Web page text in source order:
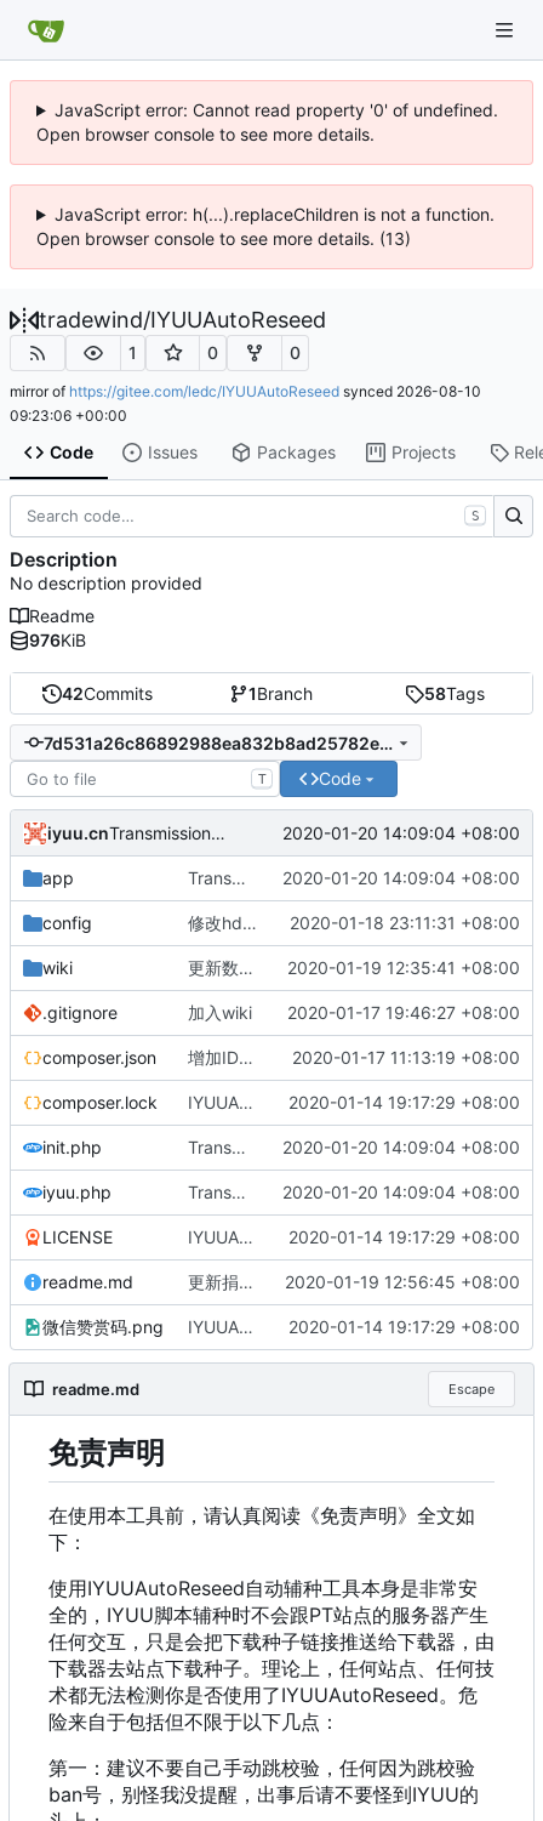
JavaScript error: Cannot read property '0' of undefined.
Open browser console to see more details.
JavaScript error: h(...).replaceChildren is not a function.
Open browser console to see more details. (13)
tradewind/IYUUAutoReseed
1 0 0
mirror of https://gitee.com/ledc/IYUUAutoReseed synced 2026-08-10
09:23:06 +00:00
Code Issues Packages Projects
42Commits 1Branch 58Tags
7d531a26c86892988ea832b8ad25782ee18c367d
T Code
iyuu.cn Transmission兼容支持https链接 2020-01-20 14:09:04 +08:00
app Transmission兼容支持https链接 2020-01-20 14:09:04 +08:00
config 修改hdbug站点示例配置信息 2020-01-18 23:11:31 +08:00
wiki 更新数据清理 2020-01-19 12:35:41 +08:00
.gitignore 加入wiki 2020-01-17 19:46:27 +08:00
composer.json 增加IDE注释 2020-01-17 11:13:19 +08:00
composer.lock IYUUAutoReseed初始化版本库v0.2.0 2020-01-14 19:17:29 +08:00
init.php Transmission兼容支持https链接 2020-01-20 14:09:04 +08:00
iyuu.php Transmission兼容支持https链接 2020-01-20 14:09:04 +08:00
LICENSE IYUUAutoReseed初始化版本库v0.2.0 2020-01-14 19:17:29 +08:00
readme.md 更新捐赠名单 2020-01-19 12:56:45 +08:00
微信赞赏码.png IYUUAutoReseed初始化版本库v0.2.0 2020-01-14 19:17:29 +08:00
readme.md Escape
免责声明
在使用本工具前，请认真阅读《免责声明》全文如
下：
使用IYUUAutoReseed自动辅种工具本身是非常安
全的，IYUU脚本辅种时不会跟PT站点的服务器产生
任何交互，只是会把下载种子链接推送给下载器，由
下载器去站点下载种子。理论上，任何站点、任何技
术都无法检测你是否使用了IYUUAutoReseed。危
险来自于包括但不限于以下几点：
第一：建议不要自己手动跳校验，任何因为跳校验
ban号，别怪我没提醒，出事后请不要怪到IYUU的
S
Description
No description provided
Readme
976KiB